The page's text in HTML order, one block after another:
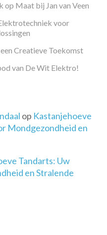
Maat bij Jan van Veen
voor
Creatieve Toekomst
van De Wit Elektro!
op Kastanjehoeve
Mondgezondheid en
Tandarts: Uw
en Stralende